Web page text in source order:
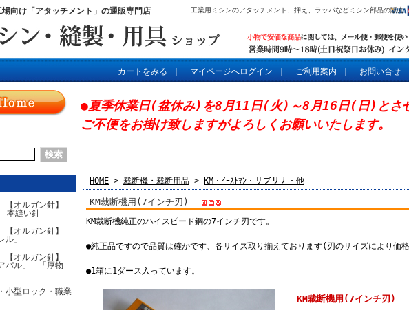
場向け「アタッチメント」の通販専門店 工業用ミシンのアタッチメント、押え、ラッパなどミシン部品の販売
カートをみる マイページへログイン ご利用案内 お問い合せ
【オルガン針】
本縫い針
【オルガン針】
ル」
【オルガン針】
アパル」 「厚物
小型ロック・職業
●夏季休業日(盆休み)を8月11日(火)～8月16日(日)とさせ
ご不便をお掛け致しますがよろしくお願いいたします。
HOME > 裁断機・裁断用品 > KM・ｲｰｽﾄﾏﾝ・サプリナ・他
KM裁断機用(7インチ刃)
KM裁断機純正のハイスピード鋼の7インチ刃です。
●純正品ですので品質は確かです、各サイズ取り揃えております(刃のサイズにより価
●1箱に1ダース入っています。
KM裁断機用(7インチ刃)